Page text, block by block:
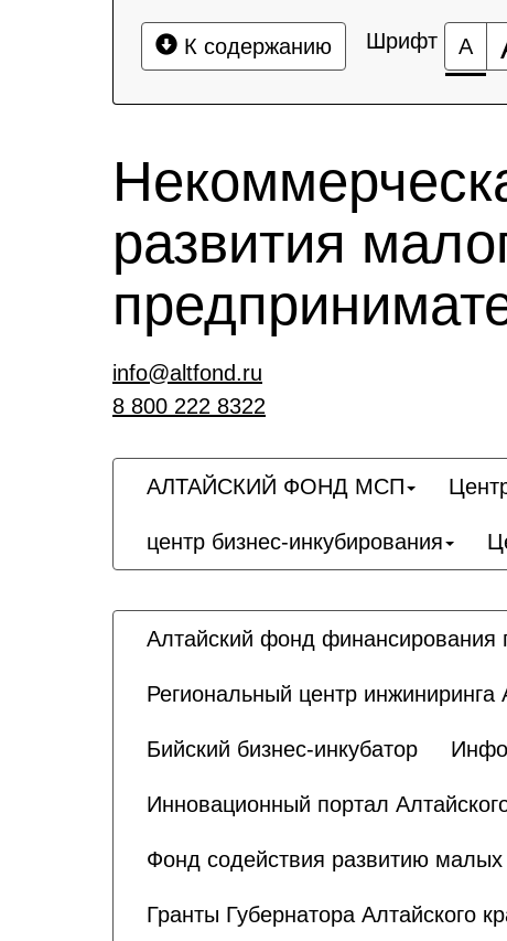
К содержанию Шрифт А
развития
info@altfond.ru
8 800 222 8322
АЛТАЙСКИЙ ФОНД МСП
центр бизнес-инкубирования
Алтайский фонд финансирования
Региональный центр инжиниринга
Бийский бизнес-инкубатор
Инновационный портал
Фонд содействия развитию
Гранты Губернатора Алтайского